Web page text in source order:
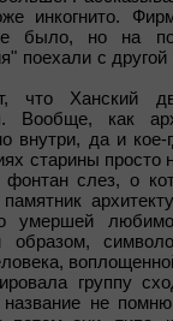
инкогнито.
было, но на
поехали с
что Ханский
Вообще, как
внутри, да и
старины
фонтан слез, о
памятник
умершей
образом,
группу
название не